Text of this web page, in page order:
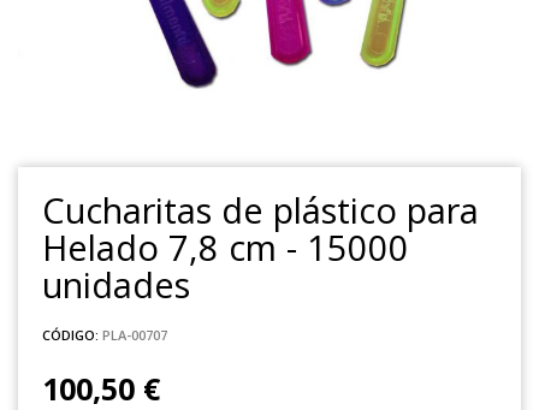
Cucharitas de plástico para
Helado 7,8 cm - 15000
unidades
CÓDIGO: PLA-00707
100,50 €